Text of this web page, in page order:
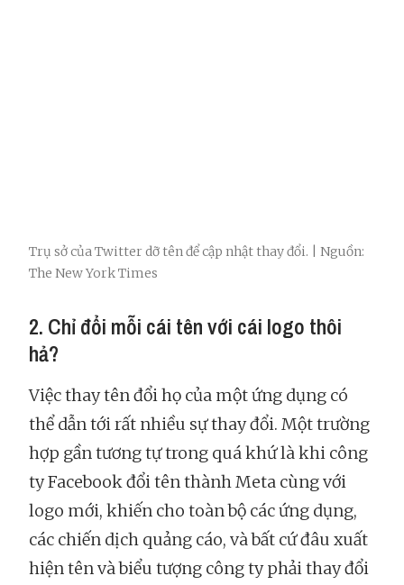
Trụ sở của Twitter dỡ tên để cập nhật thay đổi. | Nguồn:
The New York Times
2. Chỉ đổi mỗi cái tên với cái logo thôi
hả?
Việc thay tên đổi họ của một ứng dụng có
thể dẫn tới rất nhiều sự thay đổi. Một trường
hợp gần tương tự trong quá khứ là khi công
ty Facebook đổi tên thành Meta cùng với
logo mới, khiến cho toàn bộ các ứng dụng,
các chiến dịch quảng cáo, và bất cứ đâu xuất
hiện tên và biểu tượng công ty phải thay đổi